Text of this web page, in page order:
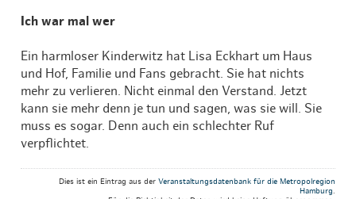
Ich war mal wer
Ein harmloser Kinderwitz hat Lisa Eckhart um Haus
und Hof, Familie und Fans gebracht. Sie hat nichts
mehr zu verlieren. Nicht einmal den Verstand. Jetzt
kann sie mehr denn je tun und sagen, was sie will. Sie
muss es sogar. Denn auch ein schlechter Ruf
verpflichtet.
Dies ist ein Eintrag aus der Veranstaltungsdatenbank für die Metropolregion
Hamburg.